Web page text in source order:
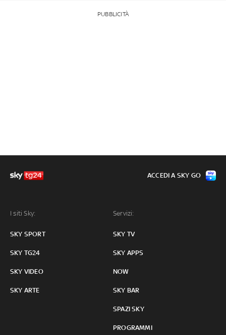
PUBBLICITÀ
I siti Sky:
SKY SPORT
SKY TG24
SKY VIDEO
SKY ARTE
Servizi:
SKY TV
SKY APPS
NOW
SKY BAR
SPAZI SKY
PROGRAMMI
ACCEDI A SKY GO